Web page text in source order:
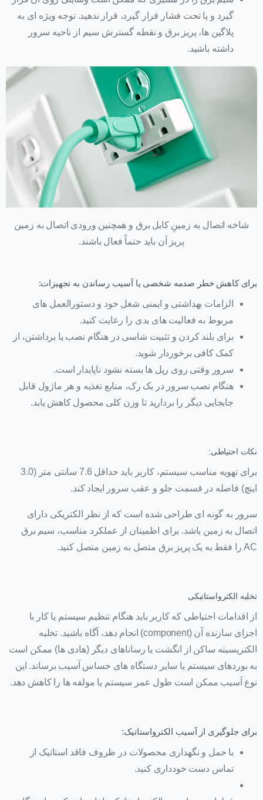
گیرد و یا تحت فشار قرار گیرد، قرار ندهید. توجه ویژه ای به
پلاگین ها، پریز برق و نقطه گسترش سیم از ناحیه سرور
داشته باشید.
شاخه اتصال به زمینِ کابل برق و همچنین ورودی اتصال به زمین
پریز آن باید حتماً فعال باشند.
برای کاهش خطر صدمه شخصی یا آسیب رساندن به تجهیزات:
الزامات بهداشتی و ایمنی شغل خود و دستورالعمل های
مربوط به فعالیت های یدی را رعایت کنید.
برای بلند کردن و تثبیت شاسی در هنگام نصب یا برداشتن، از
کمک کافی برخوردار شوید.
سرور وقتی روی ریل ها بسته نشود ناپایدار است.
هنگام نصب سرور در یک رک، منابع تغذیه و هر ماژول قابل
جابجایی دیگر را بردارید تا وزن کلی محصول کاهش یابد.
نکات احتیاطی:
برای تهویه مناسب سیستم، کاربر باید حداقل 7.6 سانتی متر (3.0
اینچ) فاصله در قسمت جلو و عقب سرور ایجاد کند.
سرور به گونه ای طراحی شده است که از نظر الکتریکی دارای
اتصال به زمین باشد. برای اطمینان از عملکرد مناسب، سیم برق
AC را فقط به یک پریز برق متصل به زمین متصل کنید.
تخلیه الکترواستاتیکی
از اقدامات احتیاطی که کاربر باید هنگام تنظیم سیستم یا کار با
اجزای سازنده آن (component) انجام دهد، آگاه باشید. تخلیه
الکتریسیته ساکن از انگشت یا رساناهای دیگر (هادی ها) ممکن است
به بوردهای سیستم یا سایر دستگاه های حساس آسیب برساند. این
نوع آسیب ممکن است طول عمر سیستم یا مولفه ها را کاهش دهد.
برای جلوگیری از آسیب الکترواستاتیک:
با حمل و نگهداری محصولات در ظروف فاقد استاتیک از
تماس دست خودداری کنید.